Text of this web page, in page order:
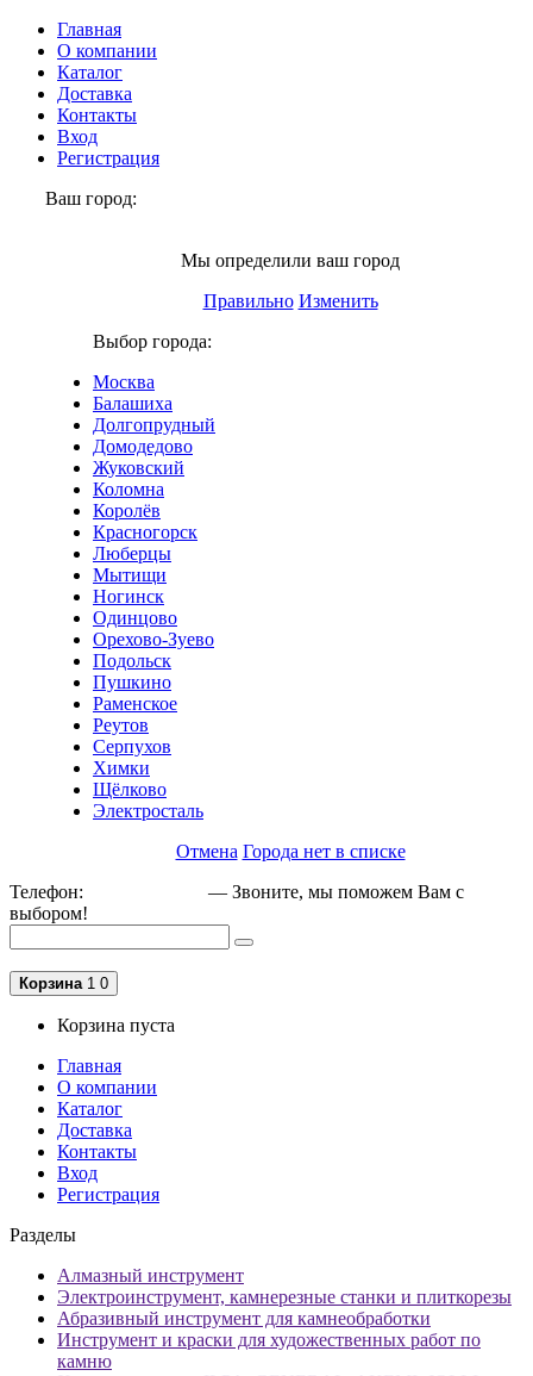
Главная
О компании
Каталог
Доставка
Контакты
Вход
Регистрация
Ваш город:
Мы определили ваш город
Правильно Изменить
Выбор города:
Москва
Балашиха
Долгопрудный
Домодедово
Жуковский
Коломна
Королёв
Красногорск
Люберцы
Мытищи
Ногинск
Одинцово
Орехово-Зуево
Подольск
Пушкино
Раменское
Реутов
Серпухов
Химки
Щёлково
Электросталь
Отмена Города нет в списке
Телефон:
— Звоните, мы поможем Вам с
выбором!
Корзина 1 0
Корзина пуста
Главная
О компании
Каталог
Доставка
Контакты
Вход
Регистрация
Разделы
Алмазный инструмент
Электроинструмент, камнерезные станки и плиткорезы
Абразивный инструмент для камнеобработки
Инструмент и краски для художественных работ по
камню